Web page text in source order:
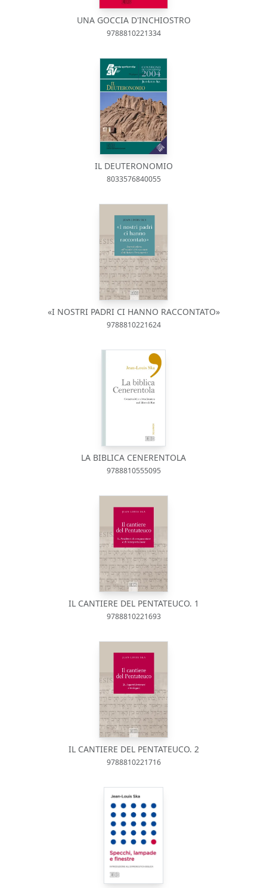
UNA GOCCIA D'INCHIOSTRO
9788810221334
IL DEUTERONOMIO
8033576840055
«I NOSTRI PADRI CI HANNO RACCONTATO»
9788810221624
LA BIBLICA CENERENTOLA
9788810555095
IL CANTIERE DEL PENTATEUCO. 1
9788810221693
IL CANTIERE DEL PENTATEUCO. 2
9788810221716